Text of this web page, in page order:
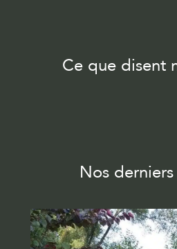
Ce que disent
Nos